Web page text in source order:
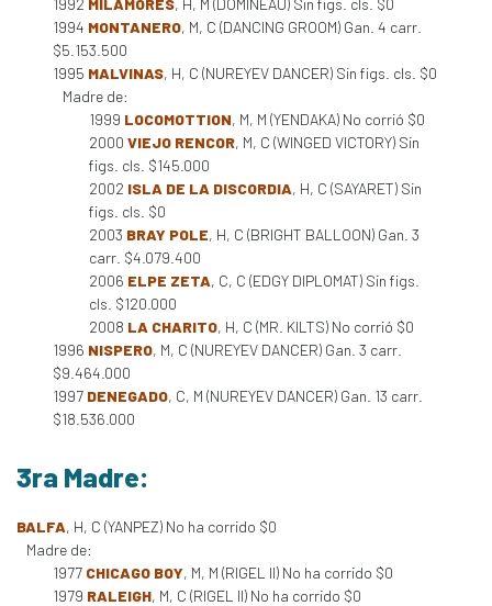
1992 MILAMORES, H, M (DOMINEAU) Sin figs. cls. $0
1994 MONTANERO, M, C (DANCING GROOM) Gan. 4 carr.
$5.153.500
1995 MALVINAS, H, C (NUREYEV DANCER) Sin figs. cls. $0
Madre de:
1999 LOCOMOTTION, M, M (YENDAKA) No corrió $0
2000 VIEJO RENCOR, M, C (WINGED VICTORY) Sin
figs. cls. $145.000
2002 ISLA DE LA DISCORDIA, H, C (SAYARET) Sin
figs. cls. $0
2003 BRAY POLE, H, C (BRIGHT BALLOON) Gan. 3
carr. $4.079.400
2006 ELPE ZETA, C, C (EDGY DIPLOMAT) Sin figs.
cls. $120.000
2008 LA CHARITO, H, C (MR. KILTS) No corrió $0
1996 NISPERO, M, C (NUREYEV DANCER) Gan. 3 carr.
$9.464.000
1997 DENEGADO, C, M (NUREYEV DANCER) Gan. 13 carr.
$18.536.000
3ra Madre:
BALFA, H, C (YANPEZ) No ha corrido $0
Madre de:
1977 CHICAGO BOY, M, M (RIGEL II) No ha corrido $0
1979 RALEIGH, M, C (RIGEL II) No ha corrido $0